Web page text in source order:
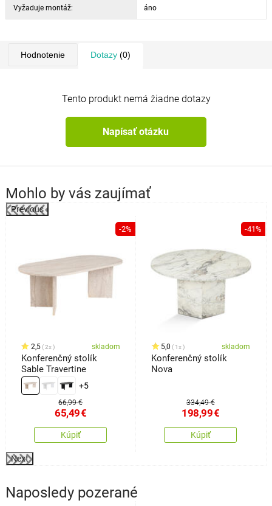
Vyžaduje montáž: áno
Hodnotenie Dotazy(0)
Tento produkt nemá žiadne dotazy
Napísať otázku
Mohlo by vás zaujímať
Previous
-2%
2,5 2x skladom
Konferenčný stolík
Sable Travertine
+5
66,99 €
65,49€
Kúpiť
-41%
5,0 1x skladom
Konferenčný stolík
Nova
334,49 €
198,99€
Kúpiť
Next
Naposledy pozerané